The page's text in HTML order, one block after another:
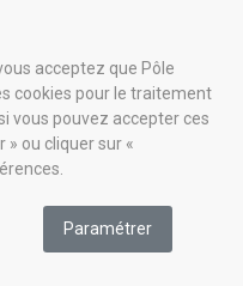
de Saint-Denis
acceptez que Pôle
cookies pour le traitement
vous pouvez accepter ces
» ou cliquer sur «
Paramétrer